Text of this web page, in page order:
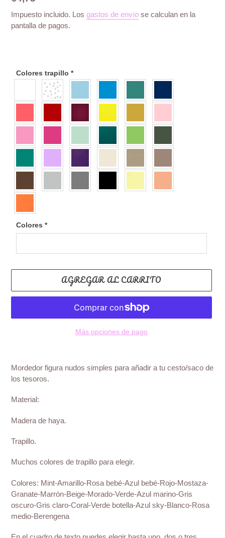
habitual
Impuesto incluido. Los gastos de envío se calculan en la
pantalla de pagos.
Colores trapillo *
Colores *
AGREGAR AL CARRITO
Más opciones de pago
el
producto
tu
de
Mordedor figura nudos simples para añadir a tu cesto/saco de
los tesoros.
Material:
Madera de haya.
Trapillo.
Muchos colores de trapillo para elegir.
Colores: Mint-Amarillo-Rosa bebé-Azul bebé-Rojo-Mostaza-
Granate-Marrón-Beige-Morado-Verde-Azul marino-Gris
oscuro-Gris claro-Coral-Verde botella-Azul sky-Blanco-Rosa
medio-Berengena